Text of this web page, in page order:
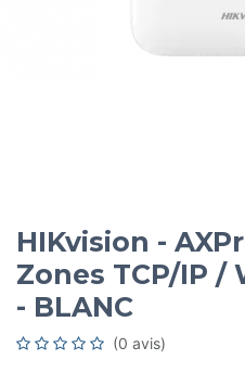
HIKvision -
Zones TCP/IP /
- BLANC
(0 avis)